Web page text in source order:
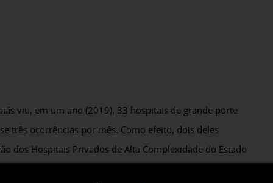
viu, em um ano (2019), 33 hospitais de grande porte
três ocorrências por mês. Como efeito, dois deles
dos Hospitais Privados de Alta Complexidade do Estado